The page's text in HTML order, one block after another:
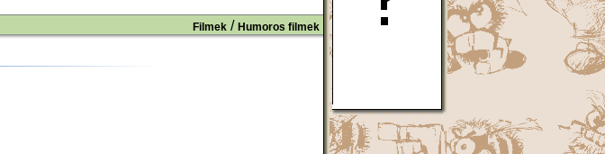
Filmek/ Humoros filmek